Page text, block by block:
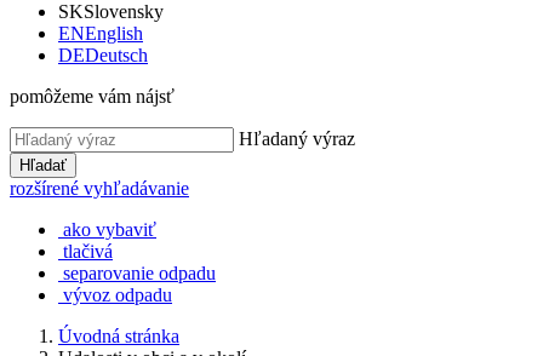
SKSlovensky
ENEnglish
DEDeutsch
pomôžeme vám nájsť
Hľadaný výraz
Hľadať
rozšírené vyhľadávanie
ako vybaviť
tlačivá
separovanie odpadu
vývoz odpadu
Úvodná stránka